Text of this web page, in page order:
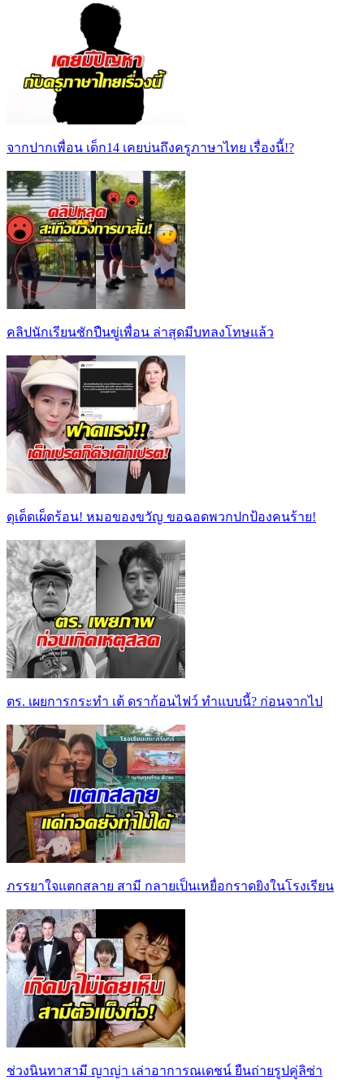
จากปากเพื่อน เด็ก14 เคยบ่นถึงครูภาษาไทย เรื่องนี้!?
คลิปนักเรียนชักปืนขู่เพื่อน ล่าสุดมีบทลงโทษแล้ว
ดุเด็ดเผ็ดร้อน! หมอของขวัญ ขอฉอดพวกปกป้องคนร้าย!
ตร. เผยการกระทำ เต้ ดราก้อนไฟว์ ทำแบบนี้? ก่อนจากไป
ภรรยาใจแตกสลาย สามี กลายเป็นเหยื่อกราดยิงในโรงเรียน
ช่วงนินทาสามี ญาญ่า เล่าอาการณเดชน์ ยืนถ่ายรูปคู่ลิซ่า